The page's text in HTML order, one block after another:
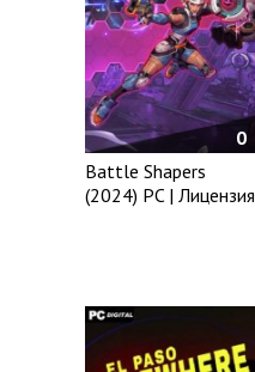
0
Battle Shapers
(2024) PC | Лицензия